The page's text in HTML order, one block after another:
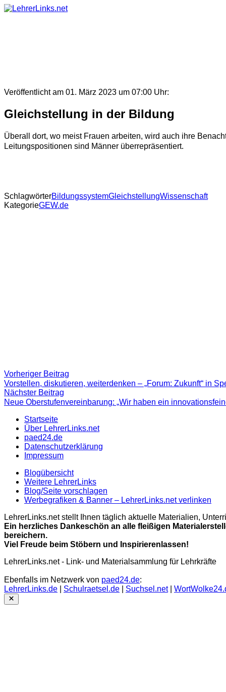
Skip
Veröffentlicht am 01. März 2023 um 07:00 Uhr:
Gleichstellung in der Bildung
Überall dort, wo meist Frauen arbeiten, wird auch ihre
Leitungspositionen sind Männer überrepräsentiert.
SchlagwörterBildungssystemGleichstellungWissenschaft
KategorieGEW.de
Beitragsnavigation
Vorheriger Beitrag
Beitrag:
Vorstellen, diskutieren, weiterdenken – „Forum: Zukunft“ in
Nächster Beitrag
Beitrag
Neue Oberstufenvereinbarung: „Wir haben ein
Startseite
Über LehrerLinks.net
paed24.de
Datenschutzerklärung
Impressum
Blogübersicht
Weitere LehrerLinks
Blog/Seite vorschlagen
Werbegrafiken & Banner – LehrerLinks.net verlinken
LehrerLinks.net stellt Ihnen täglich aktuelle Materialien,
Ein herzliches Dankeschön an alle fleißigen
bereichern.
Viel Freude beim Stöbern und Inspirierenlassen!
LehrerLinks.net - Link- und Materialsammlung für Lehrkräfte
Ebenfalls im Netzwerk von paed24.de:
LehrerLinks.de
Schulraetsel.de Suchsel.net|
Close